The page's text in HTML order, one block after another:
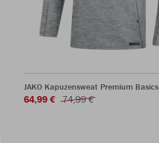
JAKO Kapuzensweat Premium Basics
64,99 € 74,99 €